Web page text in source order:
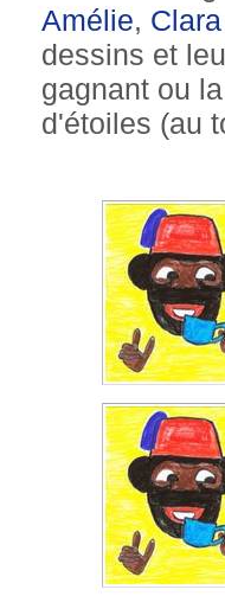
Amélie, Clara
dessins et
gagnant ou
d'étoiles (au